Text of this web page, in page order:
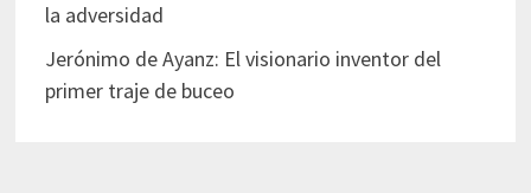
la adversidad
Jerónimo de Ayanz: El visionario inventor del
primer traje de buceo